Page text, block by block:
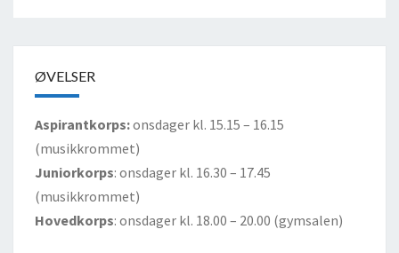
ØVELSER
Aspirantkorps:onsdager kl. 15.15 – 16.15
(musikkrommet)
Juniorkorps: onsdager kl. 16.30 – 17.45
(musikkrommet)
Hovedkorps: onsdager kl. 18.00 – 20.00 (gymsalen)